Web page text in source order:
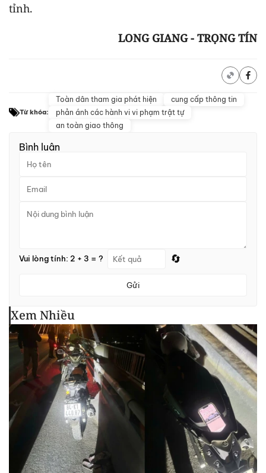
tỉnh.
LONG GIANG - TRỌNG TÍN
Từ khóa:
Toàn dân tham gia phát hiện
cung cấp thông tin
phản ánh các hành vi vi phạm trật tự
an toàn giao thông
Bình luận
Vui lòng tính: 2 + 3 = ? 🔄
Gửi
Xem Nhiều